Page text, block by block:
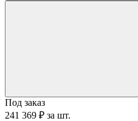
Под заказ
241 369 ₽ за шт.